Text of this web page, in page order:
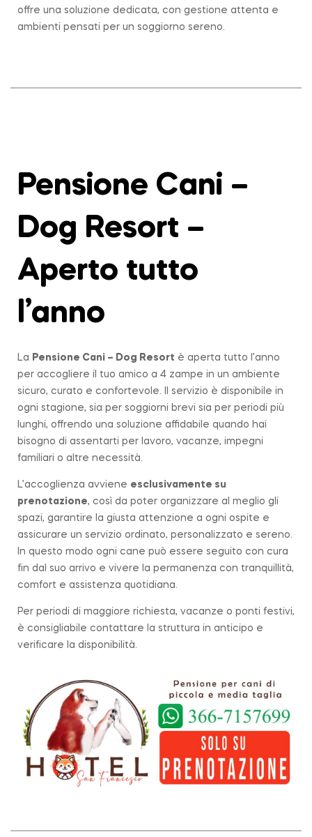
offre una soluzione dedicata, con gestione attenta e
ambienti pensati per un soggiorno sereno.
Pensione Cani –
Dog Resort –
Aperto tutto
l’anno
La Pensione Cani – Dog Resort è aperta tutto l’anno
per accogliere il tuo amico a 4 zampe in un ambiente
sicuro, curato e confortevole. Il servizio è disponibile in
ogni stagione, sia per soggiorni brevi sia per periodi più
lunghi, offrendo una soluzione affidabile quando hai
bisogno di assentarti per lavoro, vacanze, impegni
familiari o altre necessità.
L’accoglienza avviene esclusivamente su
prenotazione, così da poter organizzare al meglio gli
spazi, garantire la giusta attenzione a ogni ospite e
assicurare un servizio ordinato, personalizzato e sereno.
In questo modo ogni cane può essere seguito con cura
fin dal suo arrivo e vivere la permanenza con tranquillità,
comfort e assistenza quotidiana.
Per periodi di maggiore richiesta, vacanze o ponti festivi,
è consigliabile contattare la struttura in anticipo e
verificare la disponibilità.